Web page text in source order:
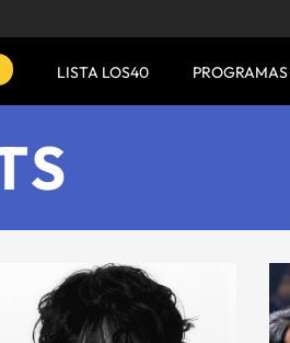
LISTA LOS40 PROGRAMAS